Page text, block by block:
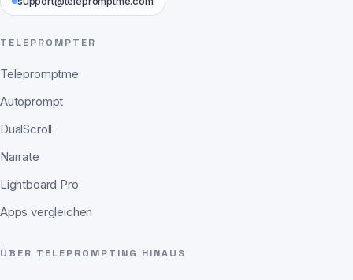
TELEPROMPTER
Telepromptme
Autoprompt
DualScroll
Narrate
Lightboard Pro
Apps vergleichen
ÜBER TELEPROMPTING HINAUS